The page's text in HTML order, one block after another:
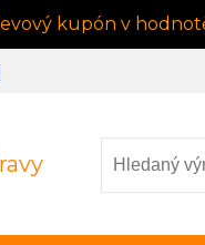
kupón v